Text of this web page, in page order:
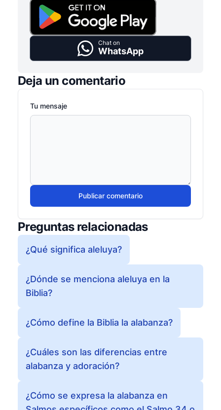
Chat on
WhatsApp
Deja un comentario
Tu mensaje
Publicar comentario
Preguntas relacionadas
¿Qué significa aleluya?
¿Dónde se menciona aleluya en la
Biblia?
¿Cómo define la Biblia la alabanza?
¿Cuáles son las diferencias entre
alabanza y adoración?
¿Cómo se expresa la alabanza en